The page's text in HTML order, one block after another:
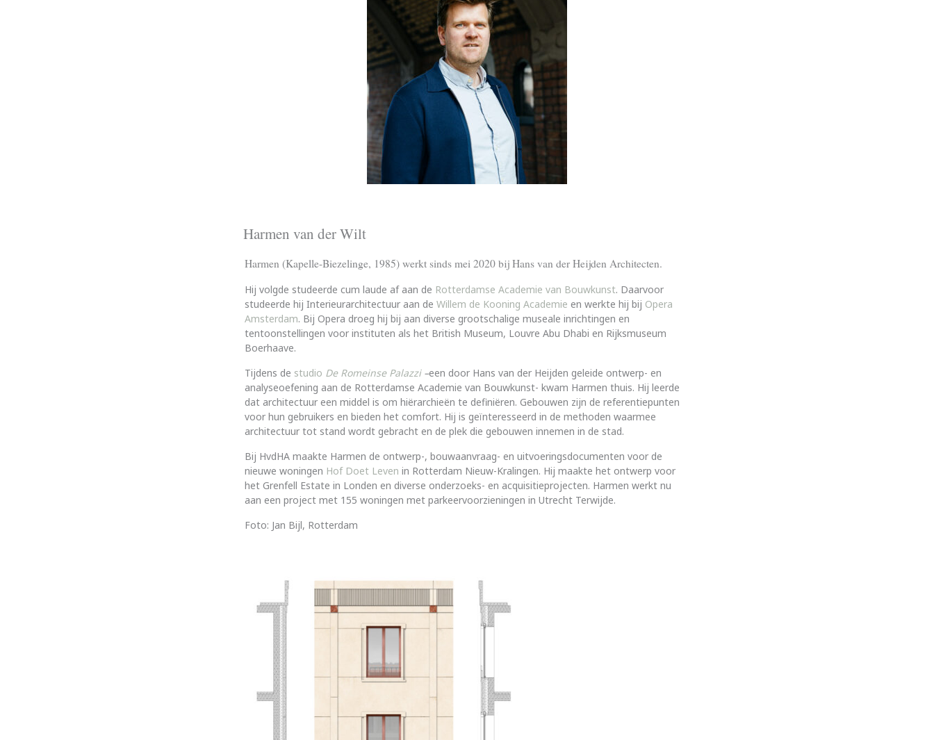
Harmen van der Wilt
Harmen (Kapelle-Biezelinge, 1985) werkt sinds mei 2020 bij Hans van der Heijden Architecten.
Hij volgde studeerde cum laude af aan de Rotterdamse Academie van Bouwkunst. Daarvoor
studeerde hij Interieurarchitectuur aan de Willem de Kooning Academie en werkte hij bij Opera
Amsterdam. Bij Opera droeg hij bij aan diverse grootschalige museale inrichtingen en
tentoonstellingen voor instituten als het British Museum, Louvre Abu Dhabi en Rijksmuseum
Boerhaave.
Tijdens de studio De Romeinse Palazzi–een door Hans van der Heijden geleide ontwerp- en
analyseoefening aan de Rotterdamse Academie van Bouwkunst- kwam Harmen thuis. Hij leerde
dat architectuur een middel is om hiërarchieën te definiëren. Gebouwen zijn de referentiepunten
voor hun gebruikers en bieden het comfort. Hij is geïnteresseerd in de methoden waarmee
architectuur tot stand wordt gebracht en de plek die gebouwen innemen in de stad.
Bij HvdHA maakte Harmen de ontwerp-, bouwaanvraag- en uitvoeringsdocumenten voor de
nieuwe woningen Hof Doet Leven in Rotterdam Nieuw-Kralingen. Hij maakte het ontwerp voor
het Grenfell Estate in Londen en diverse onderzoeks- en acquisitieprojecten. Harmen werkt nu
aan een project met 155 woningen met parkeervoorzieningen in Utrecht Terwijde.
Foto: Jan Bijl, Rotterdam